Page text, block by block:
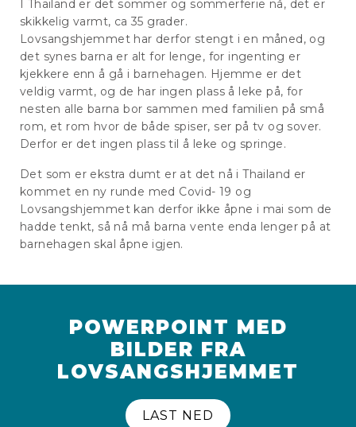
I Thailand er det sommer og sommerferie nå, det er
skikkelig varmt, ca 35 grader.
Lovsangshjemmet har derfor stengt i en måned, og
det synes barna er alt for lenge, for ingenting er
kjekkere enn å gå i barnehagen. Hjemme er det
veldig varmt, og de har ingen plass å leke på, for
nesten alle barna bor sammen med familien på små
rom, et rom hvor de både spiser, ser på tv og sover.
Derfor er det ingen plass til å leke og springe.
Det som er ekstra dumt er at det nå i Thailand er
kommet en ny runde med Covid- 19 og
Lovsangshjemmet kan derfor ikke åpne i mai som de
hadde tenkt, så nå må barna vente enda lenger på at
barnehagen skal åpne igjen.
POWERPOINT MED
BILDER FRA
LOVSANGSHJEMMET
LAST NED